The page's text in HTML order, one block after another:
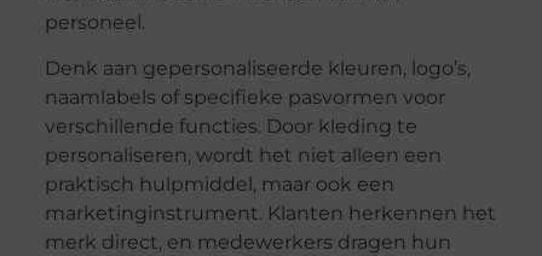
personeel.
Denk aan gepersonaliseerde kleuren, logo’s,
naamlabels of specifieke pasvormen voor
verschillende functies. Door kleding te
personaliseren, wordt het niet alleen een
praktisch hulpmiddel, maar ook een
marketinginstrument. Klanten herkennen het
merk direct, en medewerkers dragen hun